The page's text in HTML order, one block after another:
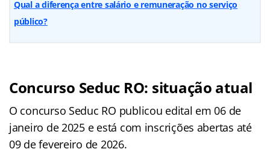
Qual a diferença entre salário e remuneração no serviço
público?
Concurso Seduc RO: situação atual
O concurso Seduc RO publicou edital em 06 de
janeiro de 2025 e está com inscrições abertas até
09 de fevereiro de 2026.